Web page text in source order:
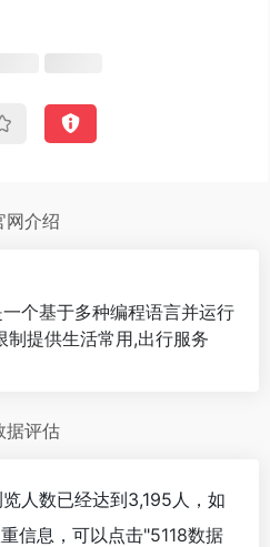
网介绍
个基于多种编程语言并运行
提供生活常用,出行服务
据评估
人数已经达到3,195人，如
信息，可以点击"5118数据